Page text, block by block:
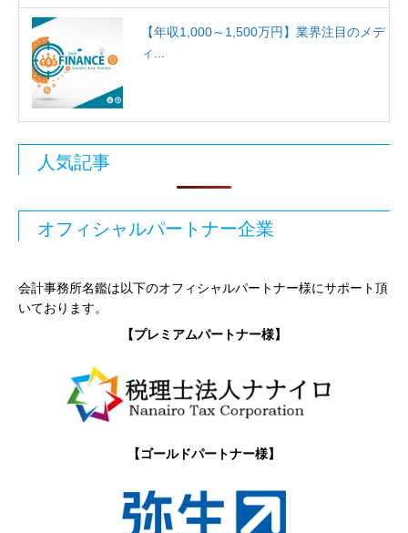
【年収1,000～1,500万円】業界注目のメデ
ィ...
人気記事
オフィシャルパートナー企業
会計事務所名鑑は以下のオフィシャルパートナー様にサポート頂
いております。
【プレミアムパートナー様】
【ゴールドパートナー様】